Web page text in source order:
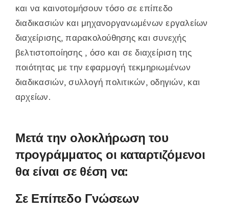
και να καινοτομήσουν τόσο σε επίπεδο
διαδικασιών και μηχανοργανωμένων εργαλείων
διαχείρισης, παρακολούθησης και συνεχής
βελτιστοποίησης , όσο και σε διαχείριση της
ποιότητας με την εφαρμογή τεκμηριωμένων
διαδικασιών, συλλογή πολιτικών, οδηγιών, και
αρχείων.
Μετά την ολοκλήρωση του
προγράμματος οι καταρτιζόμενοι
θα είναι σε θέση να:
Σε Επίπεδο Γνώσεων